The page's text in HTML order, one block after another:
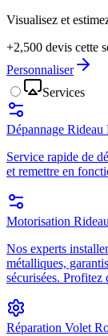
Visualisez et
+2,500 devis cette
Personnaliser
Services
Dépannage
Service rapide de
et remettre en
Motorisation
Nos experts
métalliques,
sécurisées. Profitez
Réparation Volet